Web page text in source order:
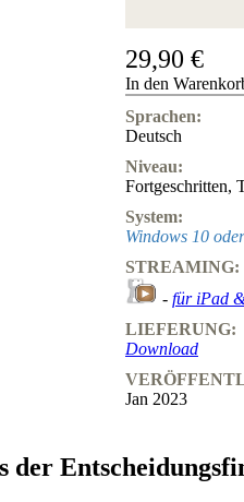
29,90 €
In den
Sprachen:
Deutsch
Niveau:
Fortgeschritten,
System:
Windows 10
STREAMING:
- für iPad
LIEFERUNG:
Download
Jan 2023
der